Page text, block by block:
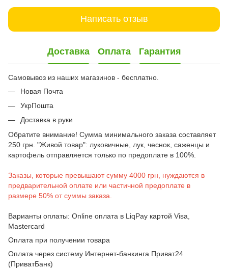
Написать отзыв
Доставка Оплата Гарантия
Самовывоз из наших магазинов - бесплатно.
Новая Почта
УкрПошта
Доставка в руки
Обратите внимание! Сумма минимального заказа составляет
250 грн. "Живой товар": луковичные, лук, чеснок, саженцы и
картофель отправляется только по предоплате в 100%.
Заказы, которые превышают сумму 4000 грн, нуждаются в
предварительной оплате или частичной предоплате в
размере 50% от суммы заказа.
Варианты оплаты: Online оплата в LiqPay картой Visa,
Mastercard
Оплата при получении товара
Оплата через систему Интернет-банкинга Приват24
(ПриватБанк)